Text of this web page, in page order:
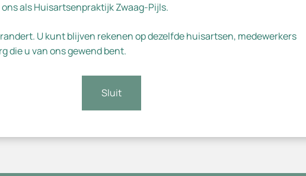
het beste kunt doen. Heeft u nog vragen, of wilt u liever
hand en neem een geldig identiteitsbewijs mee naar uw
Dutch
English
als Huisartsenpraktijk Zwaag-Pijls.
U kunt blijven rekenen op dezelfde huisartsen, medewerkers
die u van ons gewend bent.
Sluit